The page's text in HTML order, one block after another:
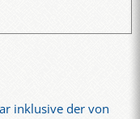
inklusive der von